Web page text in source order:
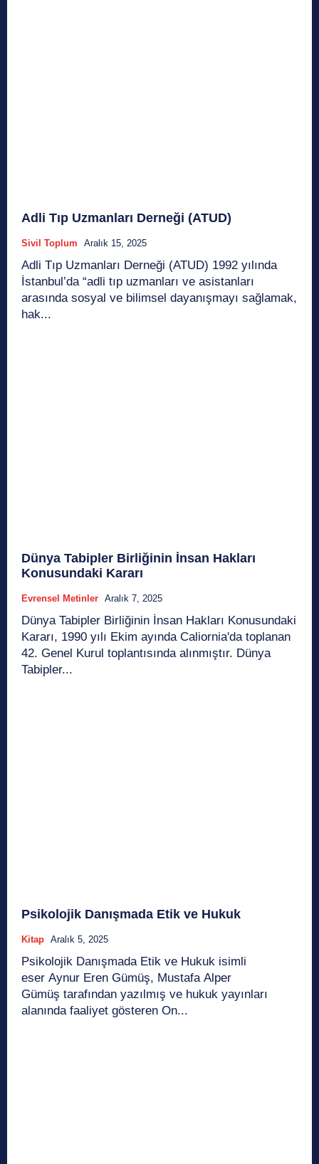
Adli Tıp Uzmanları Derneği (ATUD)
Sivil Toplum Aralık 15, 2025
Adli Tıp Uzmanları Derneği (ATUD) 1992 yılında
İstanbul’da “adli tıp uzmanları ve asistanları
arasında sosyal ve bilimsel dayanışmayı sağlamak,
hak...
Dünya Tabipler Birliğinin İnsan Hakları
Konusundaki Kararı
Evrensel Metinler Aralık 7, 2025
Dünya Tabipler Birliğinin İnsan Hakları Konusundaki
Kararı, 1990 yılı Ekim ayında Caliornia'da toplanan
42. Genel Kurul toplantısında alınmıştır. Dünya
Tabipler...
Psikolojik Danışmada Etik ve Hukuk
Kitap Aralık 5, 2025
Psikolojik Danışmada Etik ve Hukuk isimli
eser Aynur Eren Gümüş, Mustafa Alper
Gümüş tarafından yazılmış ve hukuk yayınları
alanında faaliyet gösteren On...